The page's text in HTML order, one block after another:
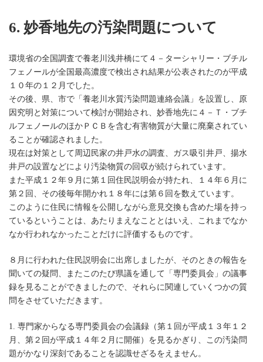
6. 妙香地先の汚染問題について
環境省の全国調査で養老川浅井橋にて４－ターシャリー・ブチル
フェノールが全国最高濃度で検出され結果が公表されたのが平成
１０年の１２月でした。
その後、県、市で「養老川水質汚染問題連絡会議」を設置し、原
因究明と対策について検討が開始され、妙香地先に４－Ｔ・ブチ
ルフェノールのほかＰＣＢを含む有害物質が大量に廃棄されてい
ることが確認されました。
現在は対策として周辺民家の井戸水の調査、ガス吸引井戸、揚水
井戸の設置などにより汚染物質の回収が続けられています。
また平成１２年９月に第１回住民説明会が持たれ、１４年６月に
第２回、その後毎年開かれ１８年には第６回を数えています。
このように住民に情報を公開しながら意見交換も含めた場を持っ
ているということは、あたりまえなこととはいえ、これまでなか
なか行われなかったことだけに評価するものです。
８月に行われた住民説明会に出席しましたが、そのときの報告を
聞いての疑問、またこのたび県議を通して「専門委員会」の議事
録を見ることができましたので、それらに関連していくつかの質
問をさせていただきます。
1. 専門家からなる専門委員会の会議録（第１回が平成１３年１２
月、第２回が平成１４年２月に開催）を見るかぎり、この汚染問
題がかなり深刻であることを認識せざるをえません。